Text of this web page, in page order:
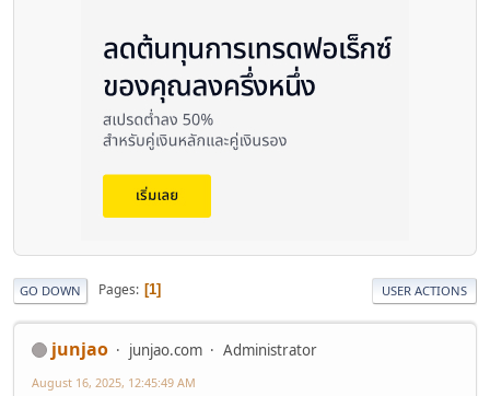
GO DOWN Pages 1 USER ACTIONS
junjao junjao.com Administrator
August 16, 2025, 12:45:49 AM